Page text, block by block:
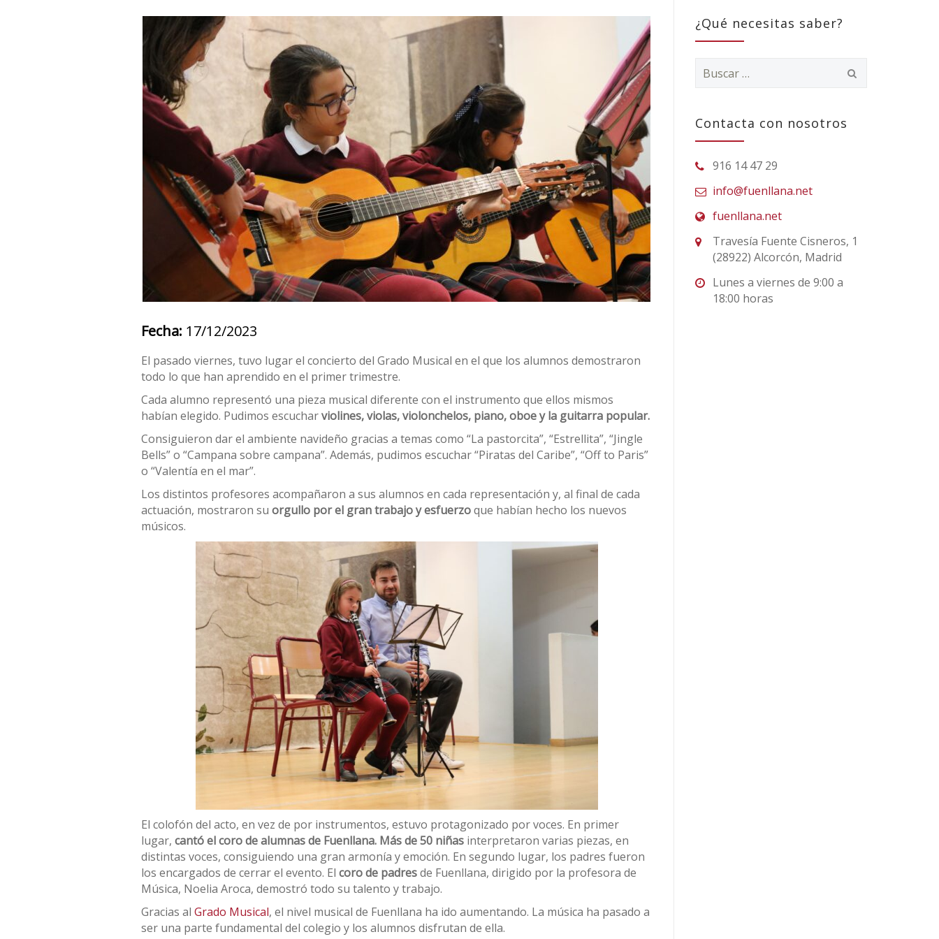
Fecha: 17/12/2023
El pasado viernes, tuvo lugar el concierto del Grado Musical en el que los alumnos demostraron
todo lo que han aprendido en el primer trimestre.
Cada alumno representó una pieza musical diferente con el instrumento que ellos mismos
habían elegido. Pudimos escucharviolines, violas, violonchelos, piano, oboe y la guitarra popular.
Consiguieron dar el ambiente navideño gracias a temas como “La pastorcita”, “Estrellita”, “Jingle
Bells” o “Campana sobre campana”. Además, pudimos escuchar “Piratas del Caribe”, “Off to Paris”
o “Valentía en el mar”.
Los distintos profesores acompañaron a sus alumnos en cada representación y, al final de cada
actuación, mostraron su orgullo por el gran trabajo y esfuerzoque habían hecho los nuevos
músicos.
El colofón del acto, en vez de por instrumentos, estuvo protagonizado por voces. En primer
lugar, cantó el coro de alumnas de Fuenllana. Más de 50 niñas interpretaron varias piezas, en
distintas voces, consiguiendo una gran armonía y emoción. En segundo lugar, los padres fueron
los encargados de cerrar el evento. El coro de padresde Fuenllana, dirigido por la profesora de
Música, Noelia Aroca, demostró todo su talento y trabajo.
Gracias al Grado Musical, el nivel musical de Fuenllana ha ido aumentando. La música ha pasado a
ser una parte fundamental del colegio y los alumnos disfrutan de ella.
¿Qué necesitas saber?
Contacta con nosotros
916 14 47 29
info@fuenllana.net
fuenllana.net
Travesía Fuente Cisneros, 1
(28922) Alcorcón, Madrid
Lunes a viernes de 9:00 a
18:00 horas